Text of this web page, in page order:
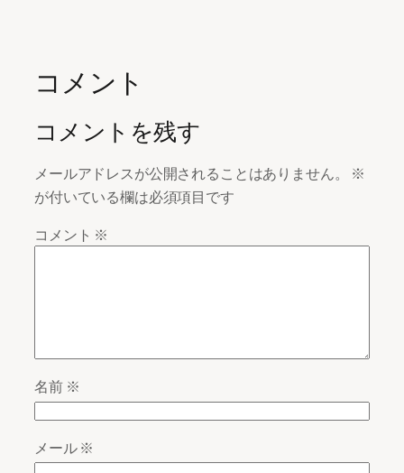
コメント
コメントを残す
メールアドレスが公開されることはありません。
※
が付いている欄は必須項目です
コメント ※
名前 ※
メール※